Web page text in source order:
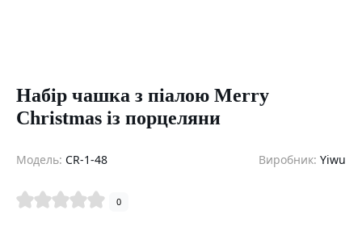
Набір чашка з піалою Merry
Christmas із порцеляни
Модель: CR-1-48 Виробник: Yiwu
0